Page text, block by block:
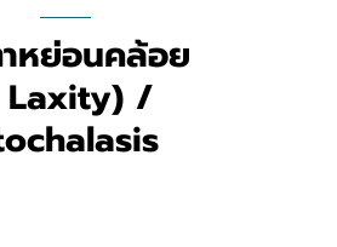
หย่อนคล้อย
Laxity) /